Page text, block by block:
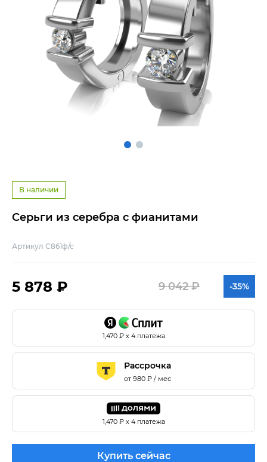
В наличии
Серьги из серебра с фианитами
Артикул С861ф/с
5 878 ₽ 9 042 ₽ -35%
1,470₽ х 4 платежа
Рассрочка
от980₽ / мес
1,470₽ х 4 платежа
Купить сейчас